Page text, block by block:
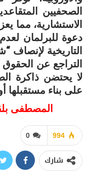
الصحفيين
الاستشارية، مما
دعوة للبرلمان
التاريخية لإنصاف
التراجع عن
لا يحتضن ذاكرة
على بناء مستقبلها
المصطفى
0 994
شارك